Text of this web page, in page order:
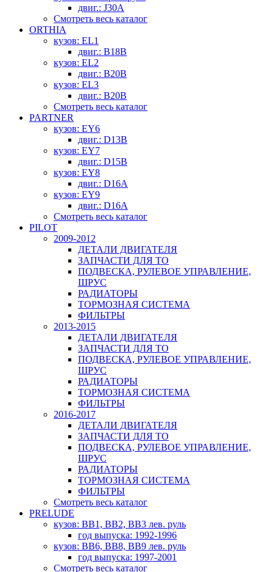
двиг.: J30A
Смотреть весь каталог
ORTHIA
кузов: EL1
двиг.: B18B
кузов: EL2
двиг.: B20B
кузов: EL3
двиг.: B20B
Смотреть весь каталог
PARTNER
кузов: EY6
двиг.: D13B
кузов: EY7
двиг.: D15B
кузов: EY8
двиг.: D16A
кузов: EY9
двиг.: D16A
Смотреть весь каталог
PILOT
2009-2012
ДЕТАЛИ ДВИГАТЕЛЯ
ЗАПЧАСТИ ДЛЯ ТО
ПОДВЕСКА, РУЛЕВОЕ УПРАВЛЕНИЕ,
ШРУС
РАДИАТОРЫ
ТОРМОЗНАЯ СИСТЕМА
ФИЛЬТРЫ
2013-2015
ДЕТАЛИ ДВИГАТЕЛЯ
ЗАПЧАСТИ ДЛЯ ТО
ПОДВЕСКА, РУЛЕВОЕ УПРАВЛЕНИЕ,
ШРУС
РАДИАТОРЫ
ТОРМОЗНАЯ СИСТЕМА
ФИЛЬТРЫ
2016-2017
ДЕТАЛИ ДВИГАТЕЛЯ
ЗАПЧАСТИ ДЛЯ ТО
ПОДВЕСКА, РУЛЕВОЕ УПРАВЛЕНИЕ,
ШРУС
РАДИАТОРЫ
ТОРМОЗНАЯ СИСТЕМА
ФИЛЬТРЫ
Смотреть весь каталог
PRELUDE
кузов: BB1, BB2, BB3 лев. руль
год выпуска: 1992-1996
кузов: BB6, BB8, BB9 лев. руль
год выпуска: 1997-2001
Смотреть весь каталог